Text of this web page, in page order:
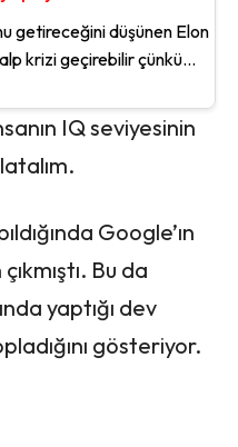
getireceğini düşünen Elon
krizi geçirebilir çünkü...
IQ seviyesinin
Google’ın
Bu da
yaptığı dev
gösteriyor.